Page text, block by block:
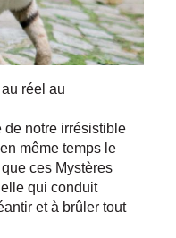
réel au
de notre irrésistible
même temps le
ces Mystères
qui conduit
et à brûler tout